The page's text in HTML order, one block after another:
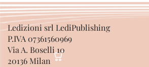
Ledizioni srl LediPublishing
P.IVA 07361560969
Via A. Boselli 10
20136 Milan